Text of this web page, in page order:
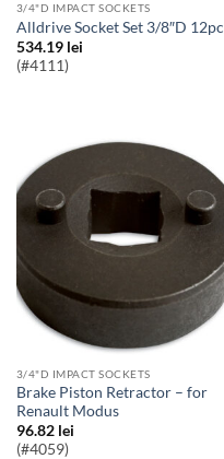
3/4"D IMPACT SOCKETS
Alldrive Socket Set 3/8″D 12pc
534.19 lei
(#4111)
3/4"D IMPACT SOCKETS
Brake Piston Retractor – for
Renault Modus
96.82 lei
(#4059)